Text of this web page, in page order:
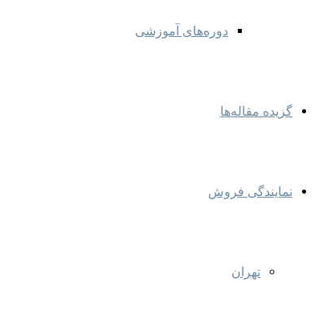
دوره‌های آموزشی
گزیده مقاله‌ها
نمایندگی‌ فروش
تهران